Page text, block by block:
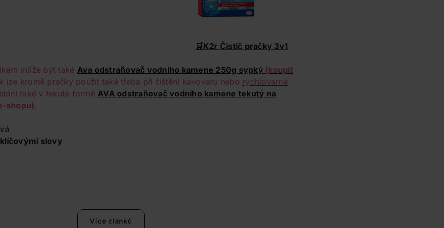
🛒K2r Čistič pračky 3v1
může být také Ava odstraňovač vodního kamene 250g sypký (koupit
lze kromě pračky použít také třeba při čištění kávovaru nebo rychlovarné
také v tekuté formě AVA odstraňovač vodního kamene tekutý na
shopu).
slovy
Více článků